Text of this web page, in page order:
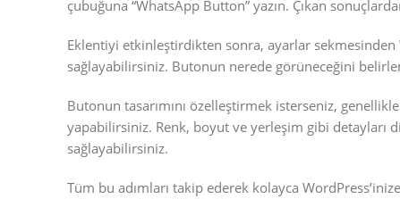
çubuğuna “WhatsApp Button” yazın. Çıkan
Eklentiyi etkinleştirdikten sonra, ayarlar sekmesinden
sağlayabilirsiniz. Butonun nerede görüneceğini
Butonun tasarımını özelleştirmek isterseniz,
yapabilirsiniz. Renk, boyut ve yerleşim gibi detayları
sağlayabilirsiniz.
Tüm bu adımları takip ederek kolayca